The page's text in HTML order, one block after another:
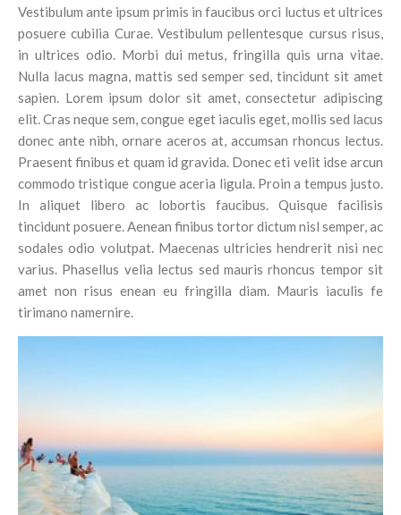
Vestibulum ante ipsum primis in faucibus orci luctus et ultrices
posuere cubilia Curae. Vestibulum pellentesque cursus risus,
in ultrices odio. Morbi dui metus, fringilla quis urna vitae.
Nulla lacus magna, mattis sed semper sed, tincidunt sit amet
sapien. Lorem ipsum dolor sit amet, consectetur adipiscing
elit. Cras neque sem, congue eget iaculis eget, mollis sed lacus
donec ante nibh, ornare aceros at, accumsan rhoncus lectus.
Praesent finibus et quam id gravida. Donec eti velit idse arcun
commodo tristique congue aceria ligula. Proin a tempus justo.
In aliquet libero ac lobortis faucibus. Quisque facilisis
tincidunt posuere. Aenean finibus tortor dictum nisl semper, ac
sodales odio volutpat. Maecenas ultricies hendrerit nisi nec
varius. Phasellus velia lectus sed mauris rhoncus tempor sit
amet non risus enean eu fringilla diam. Mauris iaculis fe
tirimano namernire.